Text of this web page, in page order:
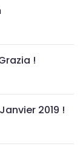
!
2019 !